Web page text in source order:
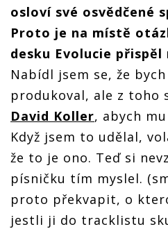
osloví své osvědčené
Proto je na místě
desku Evolucie
Nabídl jsem se, že
produkoval, ale z toho
David Koller, abych
Když jsem to udělal,
že to je ono. Teď si
písničku tím myslel.
proto překvapit, o
jestli ji do tracklistu